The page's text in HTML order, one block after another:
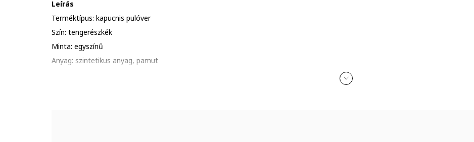
Leírás
Terméktípus: kapucnis pulóver
Szín: tengerészkék
Minta: egyszínű
Anyag: szintetikus anyag, pamut